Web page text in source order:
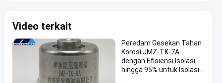
Embedded
Elektronik
Getaran
Video terkait
Peredam Gesekan Tahan
Korosi JMZ-TK-7A
dengan Efisiensi Isolasi
hingga 95% untuk Isolasi